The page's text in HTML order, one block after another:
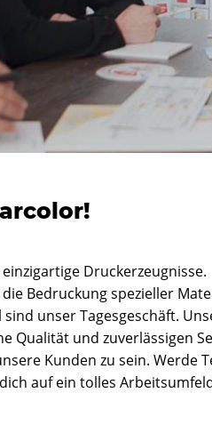
Druckerzeugnisse.
Bedruckung spezieller
unser Tagesgeschäft.
Qualität und zuverlässigen
Kunden zu sein. Werde
auf ein tolles